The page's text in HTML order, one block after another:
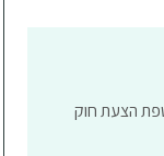
הצעת חוק